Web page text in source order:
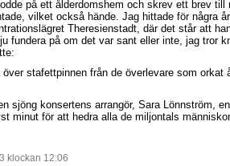
på ett ålderdomshem och skrev ett brev till
vilket också hände. Jag hittade för några
Theresienstadt, där det står att
fundera på om det var sant eller inte, jag tror
stafettpinnen från de överlevare som orkat
sjöng konsertens arrangör, Sara Lönnström,
minut för att hedra alla de miljontals
klockan 12:06